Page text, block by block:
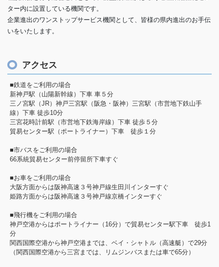
ター内に設置している機関です。
企業進出のワンストップサービス機関として、皆様の県内進出のお手伝
いをいたします。
アクセス
■鉄道をご利用の場合
新神戸駅（山陽新幹線）下車 車５分
三ノ宮駅（JR）神戸三宮駅（阪急・阪神）三宮駅（市営地下鉄山手
線）下車 徒歩10分
三宮花時計前駅（市営地下鉄海岸線）下車 徒歩５分
貿易センター駅（ポートライナー）下車 徒歩１分
■市バスをご利用の場合
66系統貿易センター前停留所下車すぐ
■お車をご利用の場合
大阪方面からは阪神高速３号神戸線生田川インターすぐ
姫路方面からは阪神高速３号神戸線京橋インターすぐ
■飛行機をご利用の場合
神戸空港からはポートライナー（16分）で貿易センター駅下車 徒歩1
分
関西国際空港から神戸空港までは、ベイ・シャトル（高速艇）で29分
（関西国際空港から三宮までは、リムジンバスまたは車で65分）